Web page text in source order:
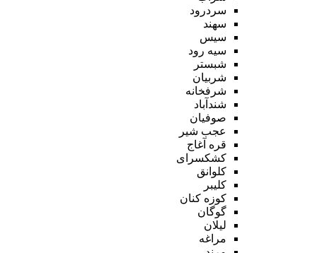
سردرود
سهند
سیس
سیه رود
شبستر
شربیان
شرفخانه
شندآباد
صوفیان
عجب شیر
قره آغاج
کشکسرای
کلوانق
کلیبر
کوزه کنان
گوگان
لیلان
مراغه